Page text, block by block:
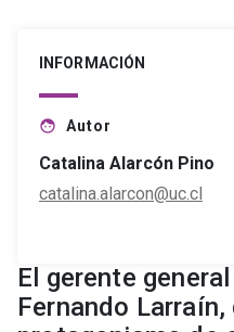
INFORMACIÓN
face Autor
Catalina Alarcón Pino
catalina.alarcon@uc.cl
El gerente
Fernando